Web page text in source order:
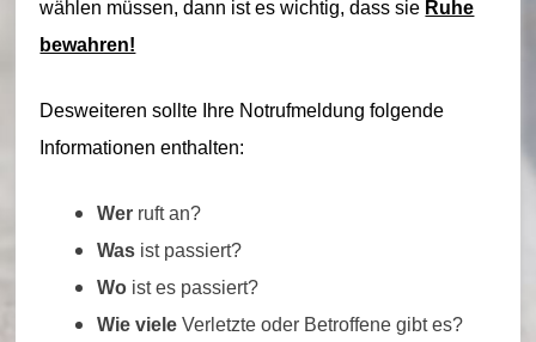
L
ö
s
c
ei
wählen müssen, dann ist es wichtig, dass sie Ruhe
bewahren!
Desweiteren sollte Ihre Notrufmeldung folgende
Informationen enthalten:
Wer ruft an?
Was ist passiert?
Wo ist es passiert?
Wie viele Verletzte oder Betroffene gibt es?